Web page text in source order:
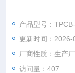
等实用功能，更通
整合作物生育期、
展趋势，让测报更
产品型号：TPCB-II-
更新时间：2026-
厂商性质：生产
访问量：407